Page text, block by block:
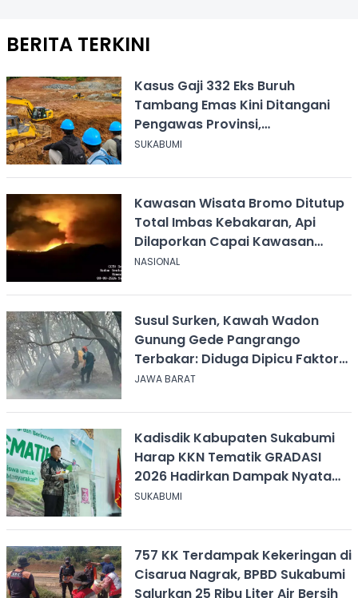
BERITA TERKINI
Kasus Gaji 332 Eks Buruh
Tambang Emas Kini Ditangani
Pengawas Provinsi,
Disnakertrans Sukabumi Terus
SUKABUMI
Kawasan Wisata Bromo Ditutup
Total Imbas Kebakaran, Api
Dilaporkan Capai Kawasan
Sabana
NASIONAL
Susul Surken, Kawah Wadon
Gunung Gede Pangrango
Terbakar: Diduga Dipicu Faktor
Alam
JAWA BARAT
Kadisdik Kabupaten Sukabumi
Harap KKN Tematik GRADASI
2026 Hadirkan Dampak Nyata
bagi Masyarakat
SUKABUMI
757 KK Terdampak Kekeringan di
Cisarua Nagrak, BPBD Sukabumi
Salurkan 25 Ribu Liter Air Bersih